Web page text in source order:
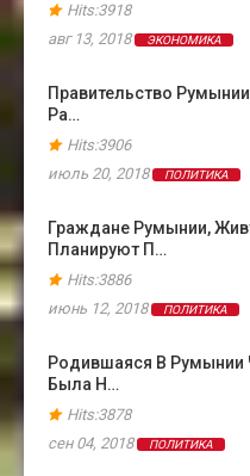
Hits:3918
авг 13, 2018
ЭКОНОМИКА
Правительство
Ра…
Hits:3906
июль 20, 2018
ПОЛИТИКА
Граждане Румынии,
Планируют П…
Hits:3886
июнь 12, 2018
ПОЛИТИКА
Родившаяся В
Была Н…
Hits:3878
сен 04, 2018
ПОЛИТИКА